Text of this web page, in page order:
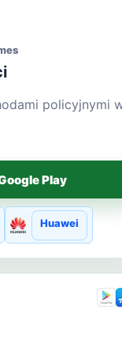
policyjnymi
Play
Huawei